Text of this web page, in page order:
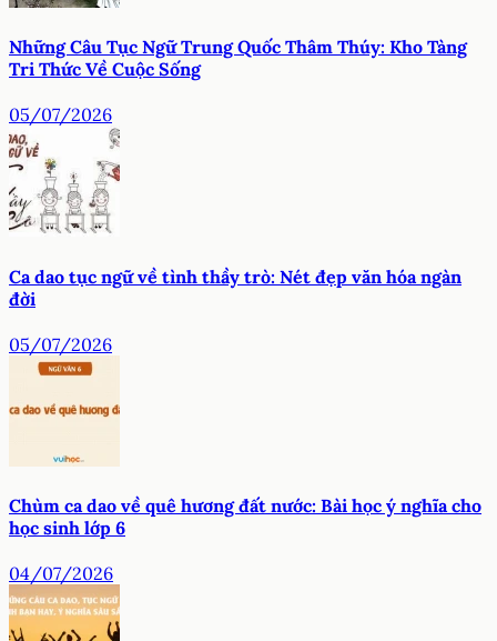
Những Câu Tục Ngữ Trung Quốc Thâm Thúy: Kho Tàng
Tri Thức Về Cuộc Sống
05/07/2026
Ca dao tục ngữ về tình thầy trò: Nét đẹp văn hóa ngàn
đời
05/07/2026
Chùm ca dao về quê hương đất nước: Bài học ý nghĩa cho
học sinh lớp 6
04/07/2026